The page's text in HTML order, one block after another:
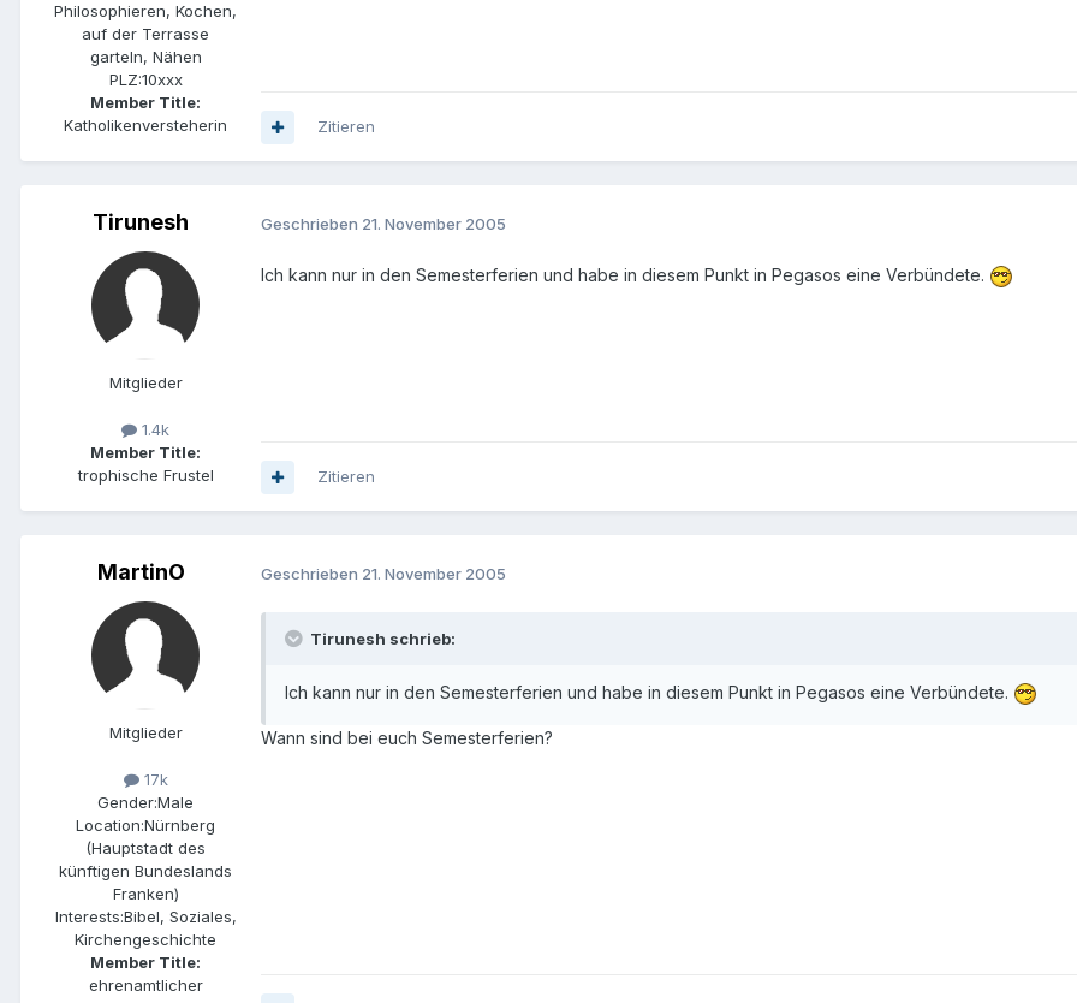
Philosophieren, Kochen,
auf der Terrasse
garteln, Nähen
PLZ:10xxx
Member Title:
Katholikenversteherin
Zitieren
Tirunesh
Mitglieder
1.4k
Member Title:
trophische Frustel
Geschrieben 21. November 2005
Ich kann nur in den Semesterferien und habe in diesem Punkt in Pegasos eine Verbündete.
Zitieren
MartinO
Mitglieder
17k
Gender:Male
Location:Nürnberg
(Hauptstadt des
künftigen Bundeslands
Franken)
Interests:Bibel, Soziales,
Kirchengeschichte
Member Title:
ehrenamtlicher
Geschrieben 21. November 2005
Tirunesh schrieb:
Ich kann nur in den Semesterferien und habe in diesem Punkt in Pegasos eine Verbündete.
Wann sind bei euch Semesterferien?